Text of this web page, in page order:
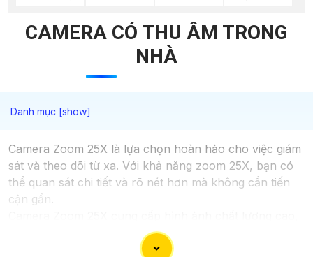
CAMERA CÓ THU ÂM TRONG
NHÀ
Camera Zoom 25X là lựa chọn hoàn hảo cho việc giám
sát và theo dõi từ xa. Với khả năng zoom 25X, bạn có
thể quan sát chi tiết và rõ nét hơn mà không cần tiến
cận gần.
sắc nét và rõ ràng ngay cả khi zoom xa. Những trang
bị mới được tích hợp đem lại lợi ích cho bạn theo dõi